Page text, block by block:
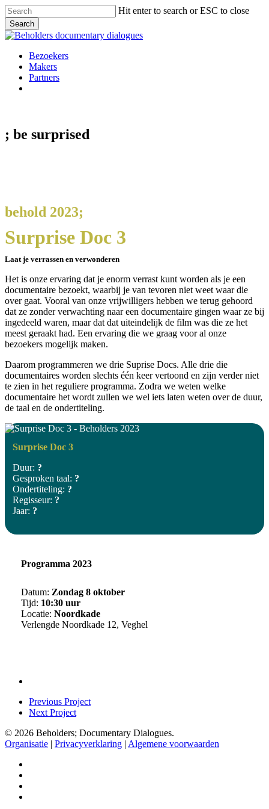
Skip
to
main
content
Hit enter to search or ESC to close
Search
Close
Menu
Bezoekers
Makers
Partners
; be surprised
behold 2023;
Surprise Doc 3
Laat je verrassen en verwonderen
Het is onze ervaring dat je enorm verrast kunt worden als je een
documentaire bezoekt, waarbij je van tevoren niet weet waar die
over gaat. Vooral van onze vrijwilligers hebben we terug gehoord
dat ze zonder verwachting naar een documentaire gingen waar ze bij
ingedeeld waren, maar dat dat uiteindelijk de film was die ze het
meest geraakt had. Een ervaring die we graag voor al onze
bezoekers mogelijk maken.
Daarom programmeren we drie Suprise Docs. Alle drie die
documentaires worden slechts één keer vertoond en zijn verder niet
te zien in het reguliere programma. Zodra we weten welke
documentaire het wordt zullen we wel iets laten weten over de duur,
de taal en de ondertiteling.
Surprise Doc 3
Duur: ?
Gesproken taal: ?
Ondertiteling: ?
Regisseur: ?
Jaar: ?
Programma 2023
Datum: Zondag 8 oktober
Tijd: 10:30 uur
Locatie: Noordkade
Verlengde Noordkade 12, Veghel
Previous Project
Next Project
© 2026 Beholders; Documentary Dialogues.
Organisatie | Privacyverklaring | Algemene voorwaarden